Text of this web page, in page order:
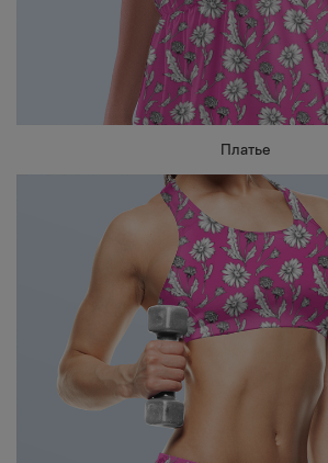
Платье